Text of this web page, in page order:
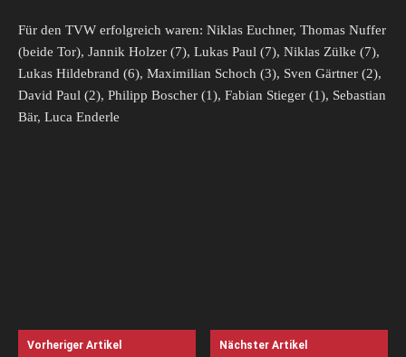
Für den TVW erfolgreich waren: Niklas Euchner, Thomas Nuffer
(beide Tor), Jannik Holzer (7), Lukas Paul (7), Niklas Zülke (7),
Lukas Hildebrand (6), Maximilian Schoch (3), Sven Gärtner (2),
David Paul (2), Philipp Boscher (1), Fabian Stieger (1), Sebastian
Bär, Luca Enderle
Vorheriger Artikel Nächster Artikel